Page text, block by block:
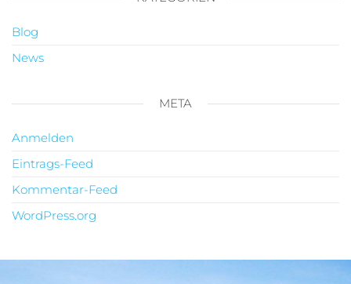
Blog
News
META
Anmelden
Eintrags-Feed
Kommentar-Feed
WordPress.org